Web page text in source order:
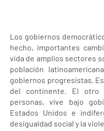
Los gobiernos
hecho, importantes
vida de amplios sectores
población
gobiernos progresistas.
del continente. El otro
personas, vive bajo
Estados Unidos e
desigualdad social y la